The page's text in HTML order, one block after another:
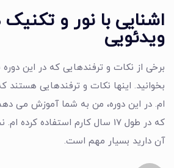
اشنایی با نور و
ویدئویی
برخی از نکات و ترفندهایی که در این
بخوانید. اینها نکات و ترفندهایی هستند که
ام. در این دوره، من به شما آموزش می
که در طول 17 سال کارم
آن دارید بسیار مهم است.